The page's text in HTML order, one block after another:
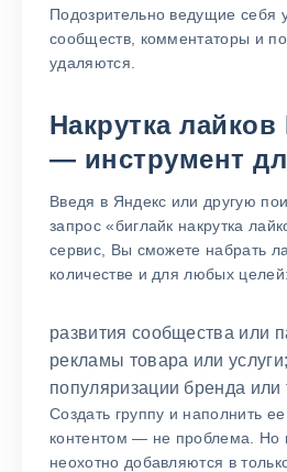
Подозрительно ведущие себя
сообществ, комментаторы и
удаляются.
Накрутка лайков
— инструмент
Введя в Яндекс или другую
запрос «биглайк накрутка
сервис, Вы сможете набрать
количестве и для любых целей:
развития сообщества или
рекламы товара или услуги;
популяризации бренда или
Создать группу и наполнить
контентом — не проблема. Но
неохотно добавляются в